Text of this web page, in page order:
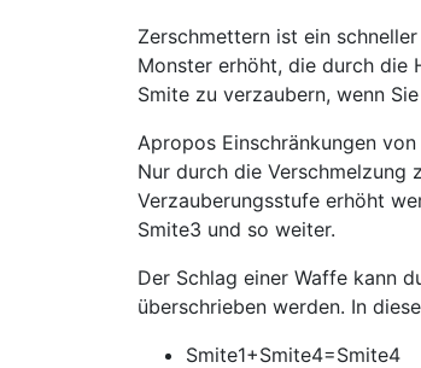
Zerschmettern ist ein
Monster erhöht, die durch die
Smite zu verzaubern, wenn
Apropos Einschränkungen
Nur durch die Verschmelzung
Verzauberungsstufe erhöht
Smite3 und so weiter.
Der Schlag einer Waffe kann
überschrieben werden. In
Smite1+Smite4=Smite4